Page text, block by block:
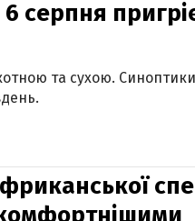
серпня
та сухою.